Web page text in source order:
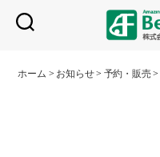
ホーム > お知らせ> 予約・販売>